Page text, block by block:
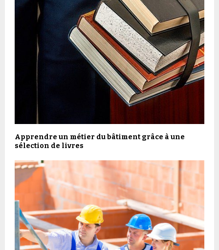
Apprendre un métier du bâtiment grâce à une
sélection de livres